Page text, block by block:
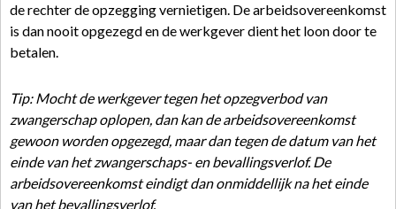
de rechter de opzegging vernietigen. De arbeidsovereenkomst
is dan nooit opgezegd en de werkgever dient het loon door te
betalen.
Tip: Mocht de werkgever tegen het opzegverbod van
zwangerschap oplopen, dan kan de arbeidsovereenkomst
gewoon worden opgezegd, maar dan tegen de datum van het
einde van het zwangerschaps- en bevallingsverlof. De
arbeidsovereenkomst eindigt dan onmiddellijk na het einde
van het bevallingsverlof.